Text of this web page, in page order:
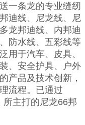
一条龙的专业缝纫
迪线、尼龙线、尼
龙邦迪线、内邦迪
防水线、五彩线等
用于汽车、皮具、
、安全护具、户外
产品及技术创新，
流程。已通过
所主打的尼龙66邦